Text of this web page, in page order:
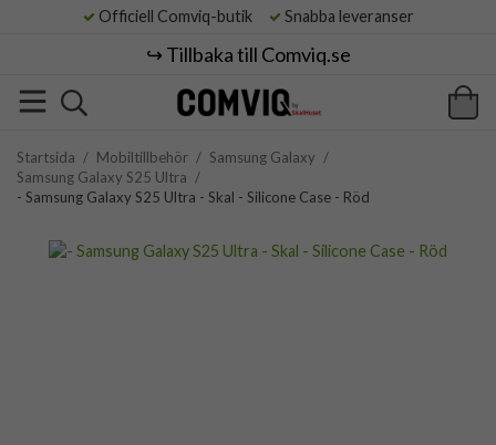
Officiell Comviq-butik Snabba leveranser
↪️ Tillbaka till Comviq.se
Startsida / Mobiltillbehör / Samsung Galaxy /
Samsung Galaxy S25 Ultra /
- Samsung Galaxy S25 Ultra - Skal - Silicone Case - Röd